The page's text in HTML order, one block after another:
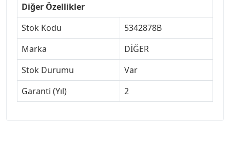
Diğer Özellikler
Stok Kodu
5342878B
Marka
DİĞER
Stok Durumu
Var
Garanti (Yıl)
2